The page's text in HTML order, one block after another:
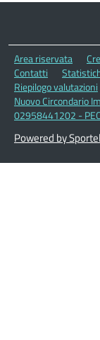
Area riservata
Contatti
Riepilogo valutazioni
Nuovo Circondario
02958441202 -
Powered by